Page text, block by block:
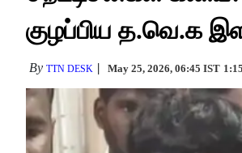
குழப்பிய த.வெ.க
By TTN DESK May 25, 2026, 06:45 IST